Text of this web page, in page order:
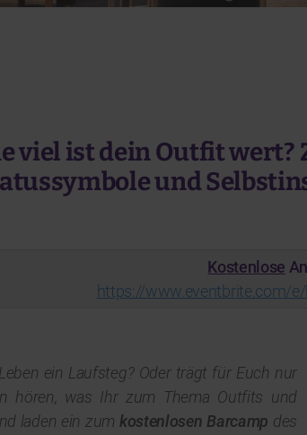
viel ist dein Outfit wert?
und
Kostenlose
https://www.eventbrite.com/
ein Laufsteg? Oder trägt für Euch nur
hören, was Ihr zum Thema Outfits und
laden ein zum kostenlosen Barcamp des